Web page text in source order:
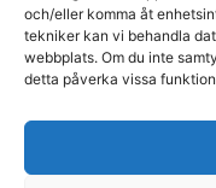
och/eller komma åt
tekniker kan vi behandla
webbplats. Om du inte
detta påverka vissa
Alternativa lån
Akut lån
Sms lån helg
Bästa lånet